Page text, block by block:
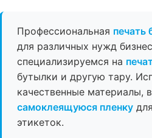
Профессиональная печать
для различных нужд
специализируемся на
бутылки и другую тару.
качественные материалы,
самоклеящуюся пленку
этикеток.